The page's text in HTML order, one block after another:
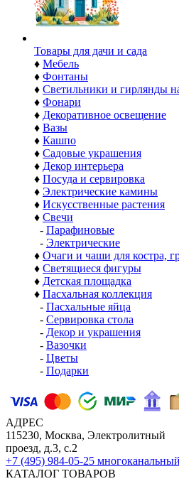
Товары для дачи и сада
♦ Мебель
♦ Фонтаны
♦ Светильники и гирлянды
♦ Фонари
♦ Декоративное освещение
♦ Вазы
♦ Кашпо
♦ Садовые украшения
♦ Декор интерьера
♦ Посуда и сервировка
♦ Электрические камины
♦ Искусственные растения
♦ Свечи
- Парафиновые
- Электрические
♦ Очаги и чаши для костра,
♦ Светящиеся фигуры
♦ Детская площадка
♦ Пасхальная коллекция
- Пасхальные яйца
- Сервировка стола
- Декор и украшения
- Вазочки
- Цветы
- Подарки
АДРЕС
115230, Москва, Электролитный
проезд, д.3, с.2
+7 (495) 984-05-25 многоканальный
КАТАЛОГ ТОВАРОВ